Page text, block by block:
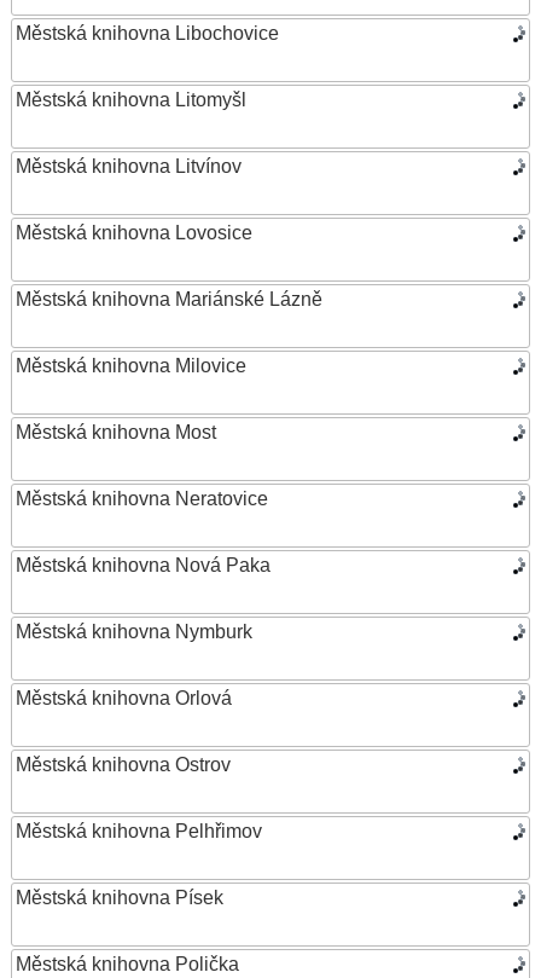
Městská knihovna Libochovice
Městská knihovna Litomyšl
Městská knihovna Litvínov
Městská knihovna Lovosice
Městská knihovna Mariánské Lázně
Městská knihovna Milovice
Městská knihovna Most
Městská knihovna Neratovice
Městská knihovna Nová Paka
Městská knihovna Nymburk
Městská knihovna Orlová
Městská knihovna Ostrov
Městská knihovna Pelhřimov
Městská knihovna Písek
Městská knihovna Polička